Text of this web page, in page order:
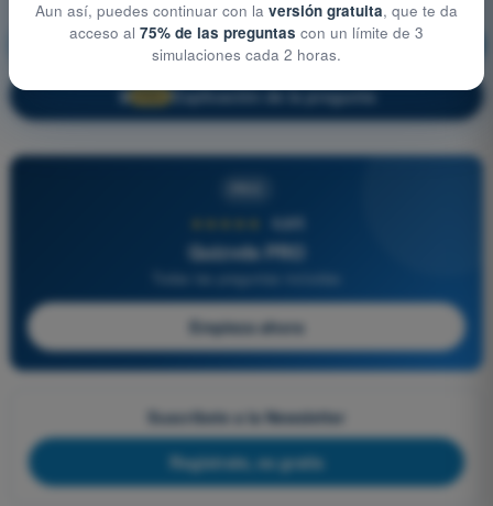
Principios de vuelo ¡Entrenamiento!
🔒 Explicación de la pregunta
4,6/5
Quizvds PRO
Empieza ahora
Suscríbete a la Newsletter
Regístrate, es gratis
Aun así, puedes continuar con la versión gratuita, que te da
acceso al 75% de las preguntas con un límite de 3
simulaciones cada 2 horas.